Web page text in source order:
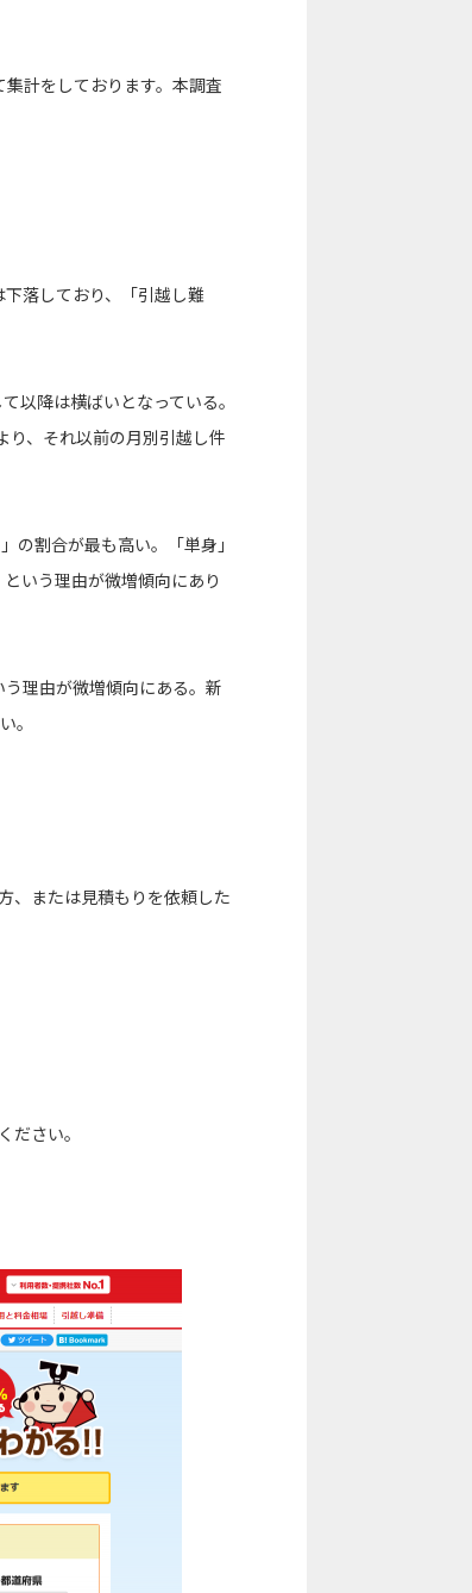
計をしております。本調査
落しており、「引越し難
以降は横ばいとなっている。
、それ以前の月別引越し件
の割合が最も高い。「単身」
いう理由が微増傾向にあり
理由が微増傾向にある。新
。
、または見積もりを依頼した
ださい。